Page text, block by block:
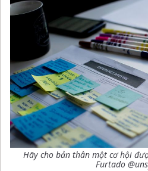
Hãy cho bản thân một cơ hội
Furtado